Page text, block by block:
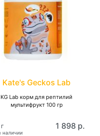
Kate's Geckos Lab
KG Lab корм для рептилий
мультифрукт 100 гр
наличии
1 898 р.